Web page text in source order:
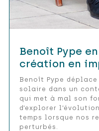
Benoît Pype
création en
Benoît Pype
solaire dans un
qui met à mal son
d’explorer
temps lorsque nos
perturbés.